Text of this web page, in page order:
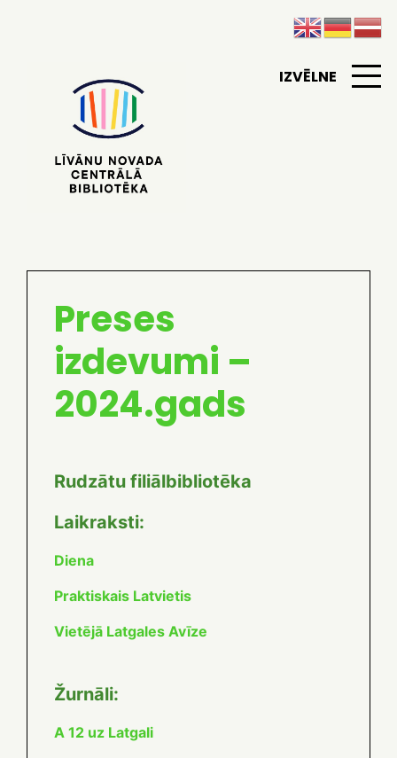
IZVĒLNE
Preses
izdevumi –
2024.gads
Rudzātu filiālbibliotēka
Laikraksti:
Diena
Praktiskais Latvietis
Vietējā Latgales Avīze
Žurnāli:
A 12 uz Latgali